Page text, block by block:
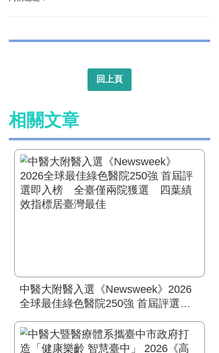
回上頁
相關文章
中醫大附醫入選《Newsweek》2026
全球最佳綠色醫院250強 首屆評選即
標居臺灣最佳